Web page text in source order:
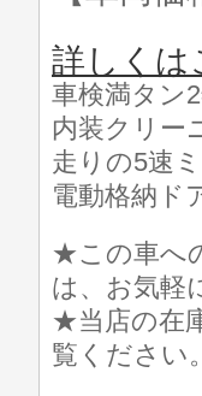
詳しくは
車検満タン
内装クリー
走りの5速
電動格納ド
★この車へ
は、お気軽
★当店の在
覧ください。